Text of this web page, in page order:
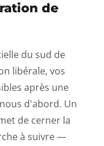
de
du sud de
libérale, vos
après une
d'abord. Un
de cerner la
à suivre —